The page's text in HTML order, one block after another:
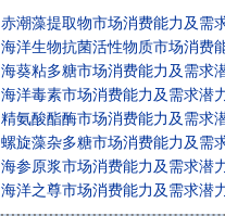
赤潮藻提取物市场消费能力及需
海洋生物抗菌活性物质市场消费
海葵粘多糖市场消费能力及需求
海洋毒素市场消费能力及需求潜
精氨酸酯酶市场消费能力及需求
螺旋藻杂多糖市场消费能力及需
海参原浆市场消费能力及需求潜
海洋之尊市场消费能力及需求潜